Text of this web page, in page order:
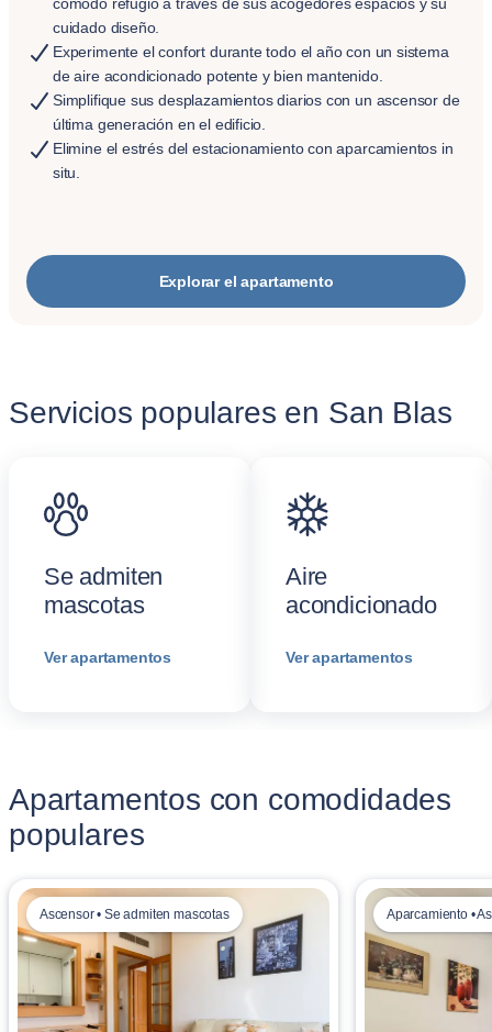
cuidado diseño.
Experimente el confort durante todo el año con un sistema
de aire acondicionado potente y bien mantenido.
Simplifique sus desplazamientos diarios con un ascensor de
última generación en el edificio.
Elimine el estrés del estacionamiento con aparcamientos in
situ.
Explorar el apartamento
Servicios populares en San Blas
Se admiten
mascotas
Ver apartamentos
Aire
acondicionado
Ver apartamentos
Apartamentos con comodidades
populares
Ascensor • Se admiten mascotas Aparcamiento •